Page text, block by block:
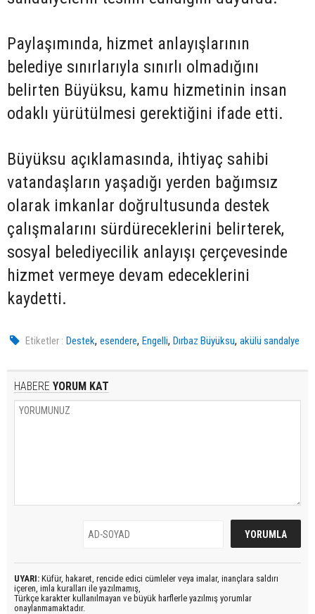
Paylaşımında, hizmet anlayışlarının
belediye sınırlarıyla sınırlı olmadığını
belirten Büyüksu, kamu hizmetinin insan
odaklı yürütülmesi gerektiğini ifade etti.
Büyüksu açıklamasında, ihtiyaç sahibi
vatandaşların yaşadığı yerden bağımsız
olarak imkanlar doğrultusunda destek
çalışmalarını sürdüreceklerini belirterek,
sosyal belediyecilik anlayışı çerçevesinde
hizmet vermeye devam edeceklerini
kaydetti.
Etiketler : Destek,esendere,Engelli,Dırbaz Büyüksu,akülü sandalye
HABERE YORUM KAT
UYARI: Küfür, hakaret, rencide edici cümleler veya imalar, inançlara saldırı
içeren, imla kuralları ile yazılmamış,
Türkçe karakter kullanılmayan ve büyük harflerle yazılmış yorumlar
onaylanmamaktadır.